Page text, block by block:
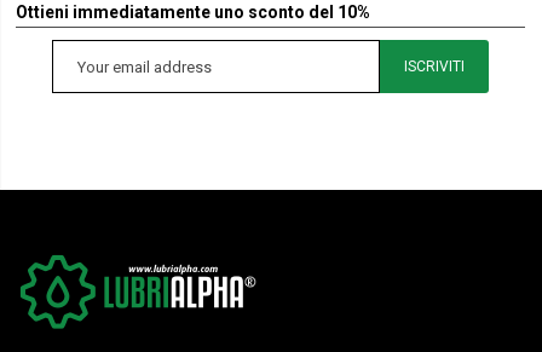
Ottieni immediatamente uno sconto del 10%
ISCRIVITI